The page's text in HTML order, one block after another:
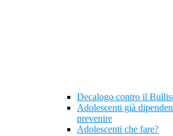
Decalogo contro il
Adolescenti già
prevenire
Adolescenti che fare?